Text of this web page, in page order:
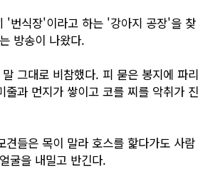
'번식장'이라고 하는 '강아지 공장'을 찾
방송이 나왔다.
그대로 비참했다. 피 묻은 봉지에 파리
줄과 먼지가 쌓이고 코를 찌를 악취가 진
견들은 목이 말라 호스를 핥다가도 사람
굴을 내밀고 반긴다.